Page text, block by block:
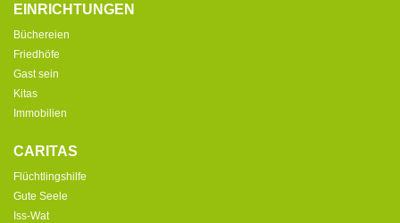
EINRICHTUNGEN
Büchereien
Friedhöfe
Gast sein
Kitas
Immobilien
CARITAS
Flüchtlingshilfe
Gute Seele
Iss-Wat